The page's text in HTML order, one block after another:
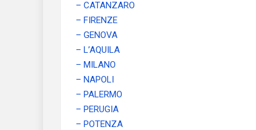
– CATANZARO
– FIRENZE
– GENOVA
– L’AQUILA
– MILANO
– NAPOLI
– PALERMO
– PERUGIA
– POTENZA